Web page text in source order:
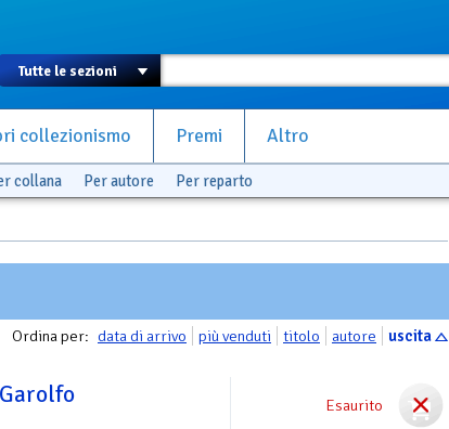
collezionismo Premi Altro
collana Per autore Per reparto
Ordina per: data di arrivo più venduti titolo autore uscita
Esaurito